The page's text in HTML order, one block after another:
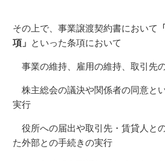
その上で、事業譲渡契約書において
項」 といった条項において
事業の維持、雇用の維持、取引先
株主総会の議決や関係者の同意と
実行
役所への届出や取引先・賃貸人と
た外部との手続きの実行